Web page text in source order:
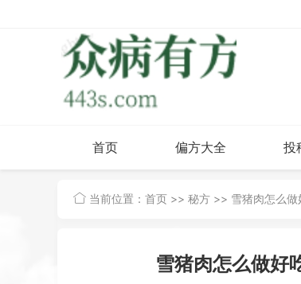
首页 偏方大全 投
当前位置： 首页 >> 秘方 >> 雪猪肉怎么做
雪猪肉怎么做好